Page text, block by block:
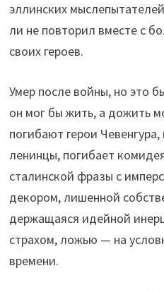
эллинских
ли не повторил вместе с
своих героев.
Умер после войны, но это
он мог бы жить, а дожить
погибают герои
ленинцы, погибает
сталинской фразы с
декором, лишенной
держащаяся идейной
страхом, ложью — на
времени.